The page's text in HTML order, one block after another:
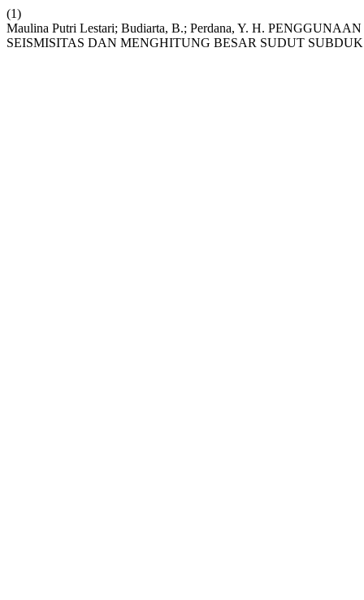
(1)
Maulina Putri Lestari; Budiarta, B.; Perdana, Y. H.
SEISMISITAS DAN MENGHITUNG BESAR SUDUT